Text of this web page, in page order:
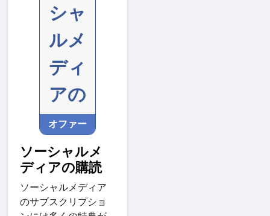
シャ
ルメ
ディ
アの
オファー
ソーシャルメ
ディアの購読
ソーシャルメディア
のサブスクリプショ